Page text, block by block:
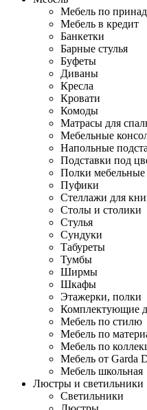
Мебель по
Мебель в кредит
Банкетки
Барные стулья
Буфеты
Диваны
Кресла
Кровати
Комоды
Матрасы для
Мебельные
Напольные
Подставки под
Полки мебельные
Пуфики
Стеллажи для
Столы и столики
Стулья
Сундуки
Табуреты
Тумбы
Ширмы
Шкафы
Этажерки, полки
Комплектующие
Мебель по стилю
Мебель по
Мебель по
Мебель от Garda
Мебель школьная
Люстры и светильники
Светильники